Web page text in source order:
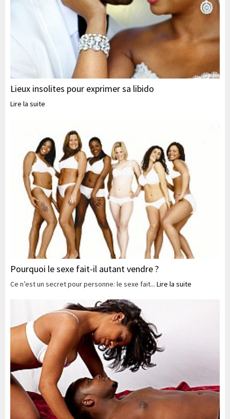
Lieux insolites pour exprimer sa libido
Lire la suite
Pourquoi le sexe fait-il autant vendre ?
Ce n’est un secret pour personne: le sexe fait... Lire la suite